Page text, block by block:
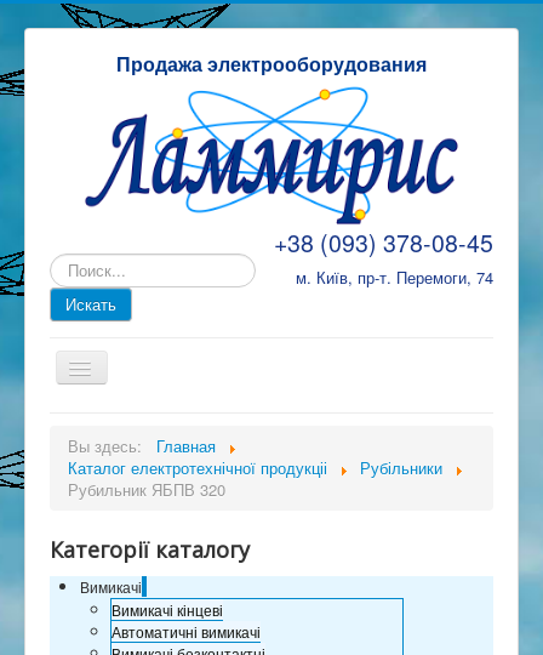
Продажа электрооборудования
+38 (093) 378-08-45
м. Київ, пр-т. Перемоги, 74
Каталог електротехнічної продукціі
Сертификаты
Партнеры
Контакты
Вы здесь:
Главная
Каталог електротехнічної продукціі
Рубільники
Рубильник ЯБПВ 320
Категорії каталогу
Вимикачі
Вимикачі кінцеві
Автоматичні вимикачі